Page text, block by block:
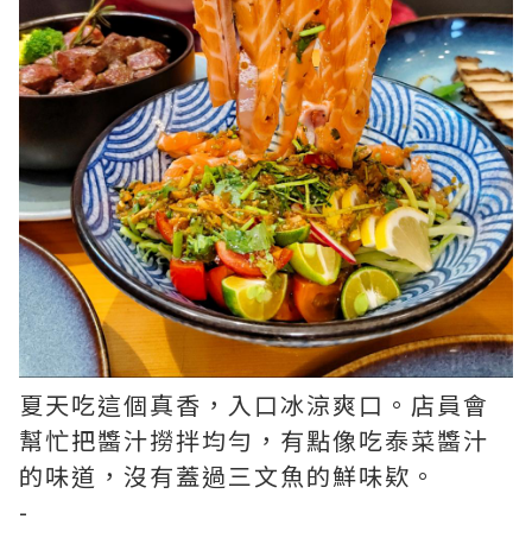
夏天吃這個真香，入口冰涼爽口。店員會
幫忙把醬汁撈拌均勻，有點像吃泰菜醬汁
的味道，沒有蓋過三文魚的鮮味欵。
-